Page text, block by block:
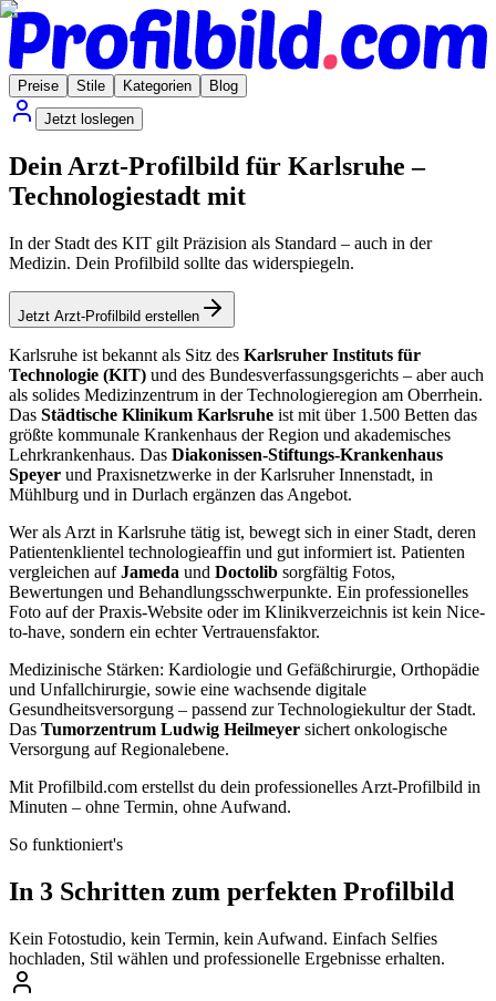
Preise Stile Kategorien
Blog
Jetzt loslegen
Dein Arzt-Profilbild für Karlsruhe –
Technologiestadt mit
In der Stadt des KIT gilt Präzision als Standard – auch in der
Medizin. Dein Profilbild sollte das widerspiegeln.
Jetzt Arzt-Profilbild erstellen
Karlsruhe ist bekannt als Sitz des Karlsruher Instituts für
Technologie (KIT) und des Bundesverfassungsgerichts – aber auch
als solides Medizinzentrum in der Technologieregion am Oberrhein.
Das Städtische Klinikum Karlsruhe ist mit über 1.500 Betten das
größte kommunale Krankenhaus der Region und akademisches
Lehrkrankenhaus. Das Diakonissen-Stiftungs-Krankenhaus
Speyer und Praxisnetzwerke in der Karlsruher Innenstadt, in
Mühlburg und in Durlach ergänzen das Angebot.
Wer als Arzt in Karlsruhe tätig ist, bewegt sich in einer Stadt, deren
Patientenklientel technologieaffin und gut informiert ist. Patienten
vergleichen aufJameda und Doctolib sorgfältig Fotos,
Bewertungen und Behandlungsschwerpunkte. Ein professionelles
Foto auf der Praxis-Website oder im Klinikverzeichnis ist kein Nice-
to-have, sondern ein echter Vertrauensfaktor.
Medizinische Stärken: Kardiologie und Gefäßchirurgie, Orthopädie
und Unfallchirurgie, sowie eine wachsende digitale
Gesundheitsversorgung – passend zur Technologiekultur der Stadt.
Das Tumorzentrum Ludwig Heilmeyer sichert onkologische
Versorgung auf Regionalebene.
Mit Profilbild.com erstellst du dein professionelles Arzt-Profilbild in
Minuten – ohne Termin, ohne Aufwand.
So funktioniert's
In 3 Schritten zum perfekten Profilbild
Kein Fotostudio, kein Termin, kein Aufwand. Einfach Selfies
hochladen, Stil wählen und professionelle Ergebnisse erhalten.